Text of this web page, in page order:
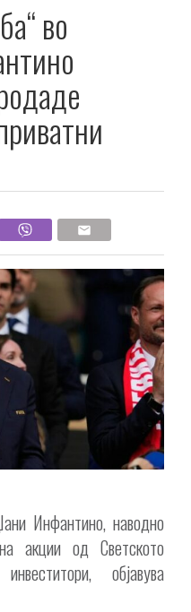
во
Инфантино, наводно
акции од Светското
објавува